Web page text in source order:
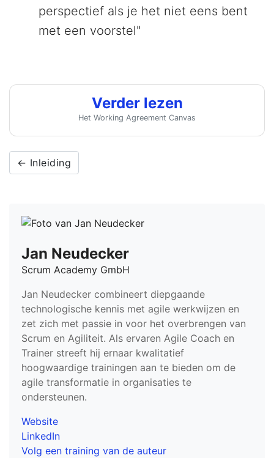
perspectief als je het niet eens bent
met een voorstel"
Verder lezen
Het Working Agreement Canvas
← Inleiding
Jan Neudecker
Scrum Academy GmbH
Jan Neudecker combineert diepgaande
technologische kennis met agile werkwijzen en
zet zich met passie in voor het overbrengen van
Scrum en Agiliteit. Als ervaren Agile Coach en
Trainer streeft hij ernaar kwalitatief
hoogwaardige trainingen aan te bieden om de
agile transformatie in organisaties te
ondersteunen.
Website
LinkedIn
Volg een training van de auteur